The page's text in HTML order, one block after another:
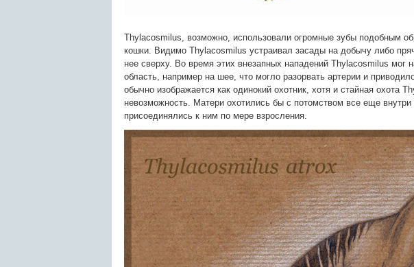
Thylacosmilus, возможно, использовали огромные зубы подобным
кошки. Видимо Thylacosmilus устраивал засады на добычу либо
нее сверху. Во время этих внезапных нападений Thylacosmilus мог
область, например на шее, что могло разорвать артерии и
обычно изображается как одинокий охотник, хотя и стайная охота
невозможность. Матери охотились бы с потомством все еще
присоединялись к ним по мере взросления.